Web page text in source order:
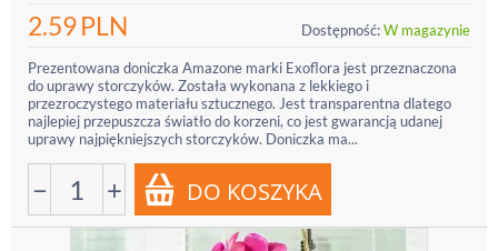
2.59PLN Dostępność:W magazynie
Prezentowana doniczka Amazone marki Exoflora jest przeznaczona
do uprawy storczyków. Została wykonana z lekkiego i
przezroczystego materiału sztucznego. Jest transparentna dlatego
najlepiej przepuszcza światło do korzeni, co jest gwarancją udanej
uprawy najpiękniejszych storczyków. Doniczka ma...
− +